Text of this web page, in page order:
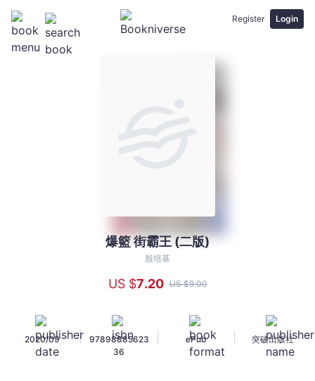
Register Login
版)
爆籃 街霸王 (二版)
殷培基
US $7.20 US $9.00
2020/09 |
97898885623
36
ePub 突破出版社